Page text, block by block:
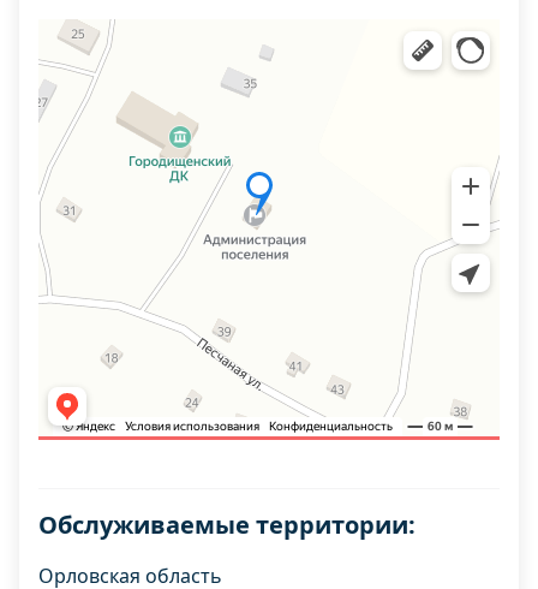
Обслуживаемые территории:
Орловская область